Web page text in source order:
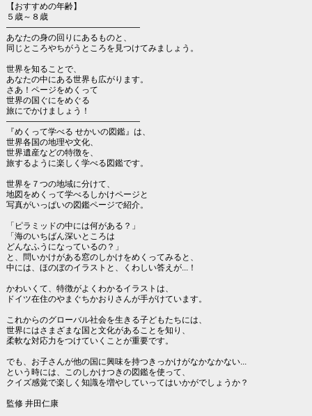
【おすすめの年齢】
５歳～８歳
――――――――――――――――
あなたの身の回りにあるものと、
同じところやちがうところを見つけてみましょう。
世界を知ることで、
あなたの中にある世界も広がります。
さあ！ページをめくって
世界の国ぐにをめぐる
旅にでかけましょう！
――――――――――――――――
『めくって学べる せかいの図鑑』は、
世界各国の地理や文化、
世界遺産などの特徴を、
旅するように楽しく学べる図鑑です。
世界を７つの地域に分けて、
地図をめくって学べるしかけページと
写真がいっぱいの図鑑ページで紹介。
「ピラミッドの中には何がある？」
「海のいちばん深いところは
どんなふうになっているの？」
と、問いかけがある窓のしかけをめくってみると、
中には、ほのぼのイラストと、くわしい答えが...！
かわいくて、特徴がよくわかるイラストは、
ドイツ在住のやまぐちかおりさんが手がけています。
これからのグローバル社会を生きる子どもたちには、
世界にはさまざまな国と文化があることを知り、
柔軟な対応力をつけていくことが重要です。
でも、お子さんが他の国に興味を持つきっかけがなかなかない...
という時には、このしかけつきの図鑑を使って、
クイズ感覚で楽しく知識を増やしていってはいかがでしょうか？
監修 井田仁康